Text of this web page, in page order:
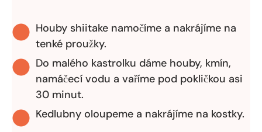
Houby shiitake namočíme a nakrájíme na
tenké proužky.
Do malého kastrolku dáme houby, kmín,
namáčecí vodu a vaříme pod pokličkou asi
30 minut.
Kedlubny oloupeme a nakrájíme na kostky.